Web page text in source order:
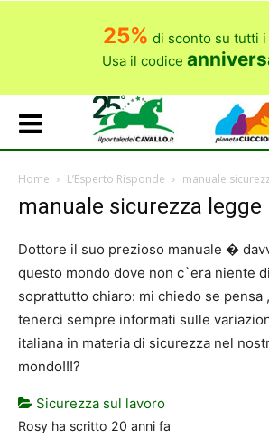
25% di sconto su tutti
Usa il codice
Home L’Esperto Risponde manuale
manuale sicurezza legge
Dottore il suo prezioso manuale �
questo mondo dove non c`era niente
soprattutto chiaro: mi chiedo se pensa
tenerci sempre informati sulle
italiana in materia di sicurezza nel
mondo!!!?
Sicurezza sul lavoro
Rosy ha scritto 20 anni fa